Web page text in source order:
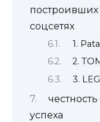
построивших
соцсетях
1.
2.
3.
успеха